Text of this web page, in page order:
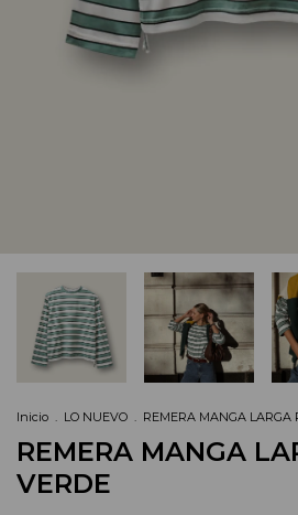
Inicio . LO NUEVO . REMERA MANGA LARGA
REMERA MANGA
VERDE